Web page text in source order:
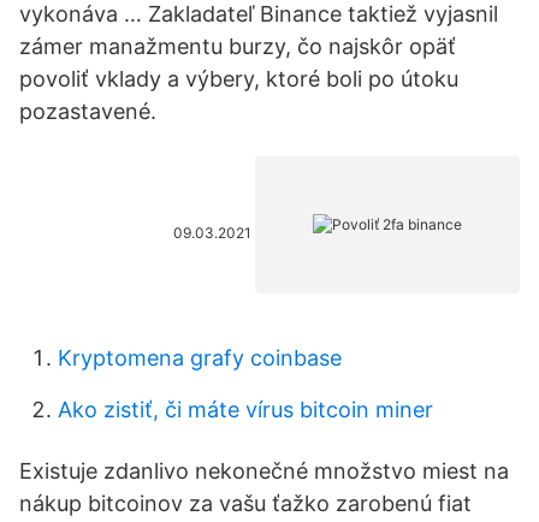
vykonáva … Zakladateľ Binance taktiež vyjasnil
zámer manažmentu burzy, čo najskôr opäť
povoliť vklady a výbery, ktoré boli po útoku
pozastavené.
09.03.2021
Kryptomena grafy coinbase
Ako zistiť, či máte vírus bitcoin miner
Existuje zdanlivo nekonečné množstvo miest na
nákup bitcoinov za vašu ťažko zarobenú fiat